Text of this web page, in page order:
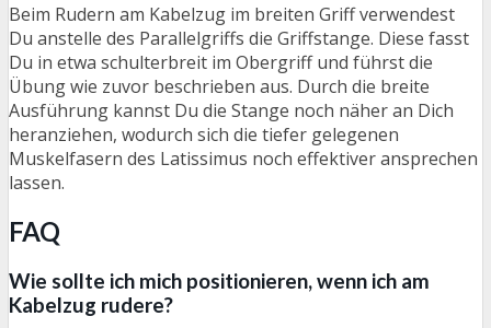
Beim Rudern am Kabelzug im breiten Griff verwendest
Du anstelle des Parallelgriffs die Griffstange. Diese fasst
Du in etwa schulterbreit im Obergriff und führst die
Übung wie zuvor beschrieben aus. Durch die breite
Ausführung kannst Du die Stange noch näher an Dich
heranziehen, wodurch sich die tiefer gelegenen
Muskelfasern des Latissimus noch effektiver ansprechen
lassen.
FAQ
Wie sollte ich mich positionieren, wenn ich am
Kabelzug rudere?